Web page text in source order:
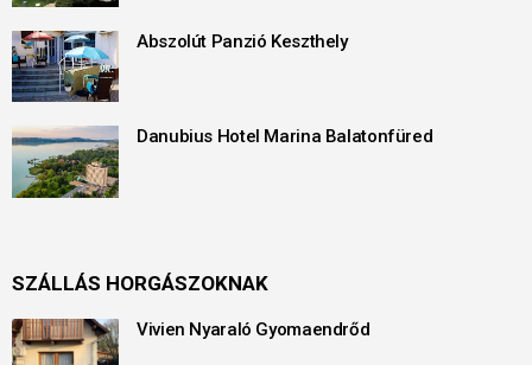
Abszolút Panzió Keszthely
Danubius Hotel Marina Balatonfüred
SZÁLLÁS HORGÁSZOKNAK
Vivien Nyaraló Gyomaendrőd